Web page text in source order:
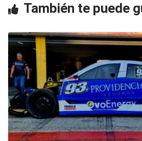
k
También te puede